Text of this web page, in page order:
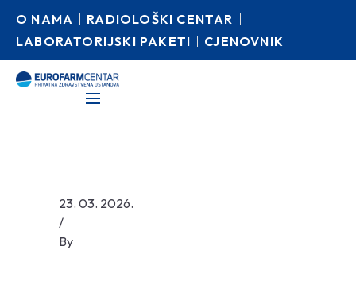
O NAMA
RADIOLOŠKI CENTAR
LABORATORIJSKI PAKETI
CJENOVNIK
23. 03. 2026.
/
By